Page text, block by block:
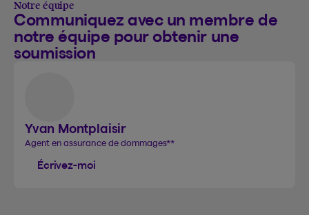
Notre équipe
Communiquez avec un membre de
notre équipe pour obtenir une
soumission
Yvan Montplaisir
Agent en assurance de dommages**
Écrivez-moi